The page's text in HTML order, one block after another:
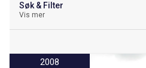
Søk & Filter
Vis mer
2008